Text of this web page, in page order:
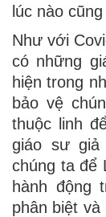
lúc nào
Như với
có những
hiện trong
bảo vệ
thuộc linh
giáo sư
chúng ta để
hành động
phân biệt